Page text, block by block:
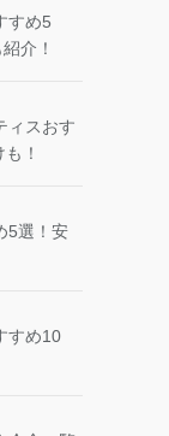
すめ5
介！
ィスおす
！
5選！安
すめ10